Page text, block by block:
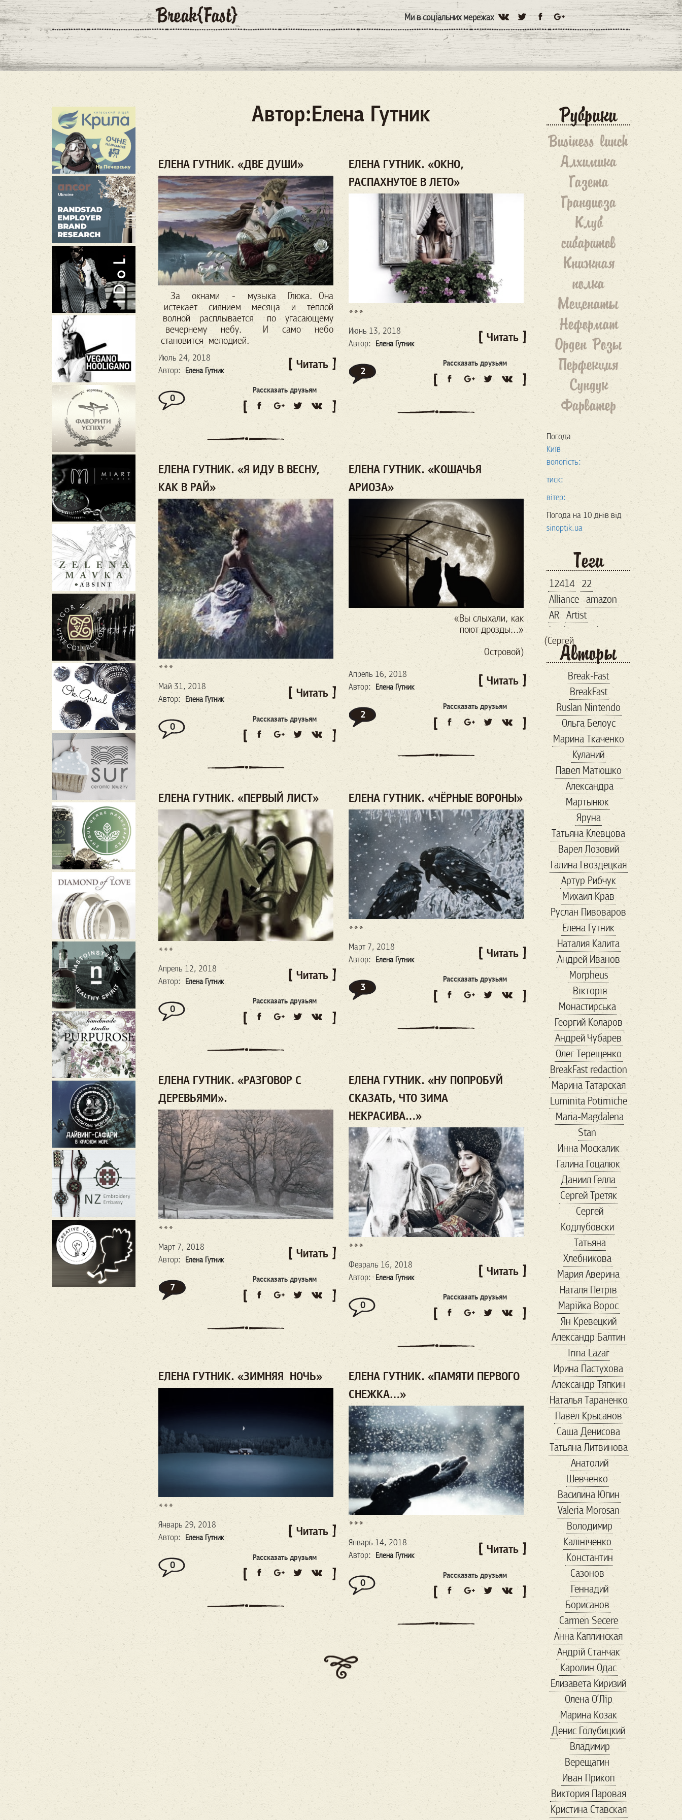
Ми в соціальних мережах
Автор:Елена Гутник
ЕЛЕНА ГУТНИК. «ДВЕ ДУШИ»
За окнами - музыка Глюка. Она
истекает сиянием месяца и тёплой
волной расплывается
по угасающему
вечернему небу.
И само небо
становится мелодией.
Июль 24, 2018
Автор:
Елена Гутник Читать
0
Рассказать друзьям
ЕЛЕНА ГУТНИК. «ОКНО,
РАСПАХНУТОЕ В ЛЕТО»
***
Июнь 13, 2018
Автор:
Елена Гутник Читать
2
Рассказать друзьям
ЕЛЕНА ГУТНИК. «Я ИДУ В ВЕСНУ,
КАК В РАЙ»
***
Май 31, 2018
Автор:
Елена Гутник Читать
0
Рассказать друзьям
ЕЛЕНА ГУТНИК. «КОШАЧЬЯ
АРИОЗА»
«Вы слыхали, как
поют дрозды…»
(Сергей
Островой)
Апрель 16, 2018
Автор:
Елена Гутник Читать
2
Рассказать друзьям
ЕЛЕНА ГУТНИК. «ПЕРВЫЙ ЛИСТ»
***
Апрель 12, 2018
Автор:
Елена Гутник Читать
0
Рассказать друзьям
ЕЛЕНА ГУТНИК. «ЧЁРНЫЕ ВОРОНЫ»
***
Март 7, 2018
Автор: Елена Гутник Читать
3
Рассказать друзьям
ЕЛЕНА ГУТНИК. «РАЗГОВОР С
ДЕРЕВЬЯМИ».
***
Март 7, 2018
Автор:
Елена Гутник Читать
7
Рассказать друзьям
ЕЛЕНА ГУТНИК. «НУ ПОПРОБУЙ
СКАЗАТЬ, ЧТО ЗИМА
НЕКРАСИВА…»
***
Февраль 16, 2018
Автор:
Елена Гутник Читать
0
Рассказать друзьям
ЕЛЕНА ГУТНИК. «ЗИМНЯЯ НОЧЬ»
***
Январь 29, 2018
Автор:
Елена Гутник Читать
0
Рассказать друзьям
ЕЛЕНА ГУТНИК. «ПАМЯТИ ПЕРВОГО
СНЕЖКА…»
***
Январь 14, 2018
Автор:
Елена Гутник Читать
0
Рассказать друзьям
Рубрики
Business lunch
Алхимика
Газета
Грандиоза
Клуб
сибаритов
Книжная
полка
Меценаты
Неформат
Орден Розы
Перфекция
Сундук
Фарватер
Погода
Київ
вологість:
тиск:
вітер:
Погода на 10 днів від
sinoptik.ua
Теги
12414 22
Alliance amazon
AR Artist
bankroupt
bitcoin
brand
business lunch
comiccon comix
conservative
coronavirus
cosplay
COVID-19
cryptocurency dc
digitalID Facebook
Fashion forbes
Forbs Game Gavi
good guardian
hackathon HR
ID2020
Instagram
IT
maga
Marketing marvel
MMA online
playstation
politicalmemes
politics republican
rightwing
rightwingpopulism
SARSCoV2
savemariupol
showbiz
TheResistance
thirdparty Trump
uspolitics veter
vox VR Wallmart
walmart авиа
автомобили
авторы агенство
адвокат
адреналин
азовсталь
амбасадори
антиквариат
Антикорупція
антресоли апрель
Арестович
Армения арсенал
арт артден
Артур
Архитектура
Білий Дім
баальбек бабочка
Балканы бандиты
банки
банкротство
бархатный сезон
баскетбол
беженцы безвиз
бездомные Бернс
Бизнес-завтрак
бисер
благотворительность
блины бокс
Болгария
болгария выборы
Бренд
Бриджит Бардо
Букер
бюро находок
в мире Війна
віршовіття
вакцинация
Валентин
ванна
варел варенье
веган веган 2
веган бум
великие
Венесуэла
вениция венок
Весна
весна в Украине
Ветеран
вино
Авторы
Break-Fast
BreakFast
Ruslan Nintendo
Ольга Белоус
Марина Ткаченко
Куланий
Павел Матюшко
Александра
Мартынюк
Яруна
Татьяна Клевцова
Варел Лозовий
Галина Гвоздецкая
Артур Рибчук
Михаил Крав
Руслан Пивоваров
Елена Гутник
Наталия Калита
Андрей Иванов
Morpheus
Вікторія
Монастирська
Георгий Коларов
Андрей Чубарев
Олег Терещенко
BreakFast redaction
Марина Татарская
Luminita Potirniche
Maria-Magdalena
Stan
Инна Москалик
Галина Гоцалюк
Даниил Гелла
Сергей Третяк
Сергей
Кодлубовски
Татьяна
Хлебникова
Мария Аверина
Наталя Петрів
Марійка Вороc
Ян Кревецкий
Александр Балтин
Irina Lazar
Ирина Пастухова
Александр Тяпкин
Наталья Тараненко
Павел Крысанов
Саша Денисова
Татьяна Литвинова
Анатолий
Шевченко
Василина Юпин
Valeria Morosan
Володимир
Калініченко
Константин
Сазонов
Геннадий
Борисанов
Carmen Secere
Анна Каплинская
Андрій Станчак
Каролин Одас
Елизавета Киризий
Олена О’Лір
Марина Козак
Денис Голубицкий
Владимир
Верещагин
Иван Прикоп
Виктория Паровая
Кристина Ставская